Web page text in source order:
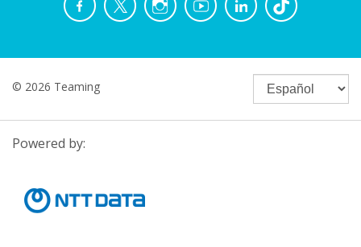
© 2026 Teaming
Powered by: